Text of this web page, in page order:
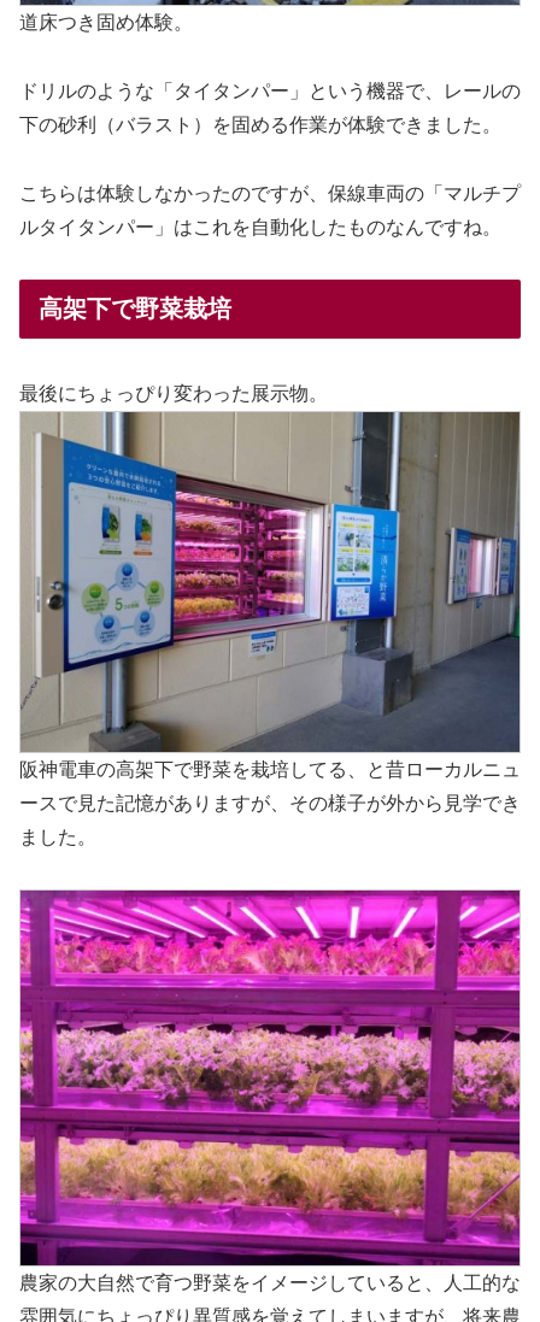
道床つき固め体験。
ドリルのような「タイタンパー」という機器で、レールの
下の砂利（バラスト）を固める作業が体験できました。
こちらは体験しなかったのですが、保線車両の「マルチプ
ルタイタンパー」はこれを自動化したものなんですね。
高架下で野菜栽培
最後にちょっぴり変わった展示物。
阪神電車の高架下で野菜を栽培してる、と昔ローカルニュ
ースで見た記憶がありますが、その様子が外から見学でき
ました。
農家の大自然で育つ野菜をイメージしていると、人工的な
雰囲気にちょっぴり異質感を覚えてしまいますが、将来農